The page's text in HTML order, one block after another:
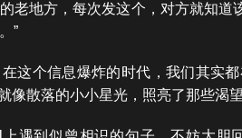
老地方，每次发这个，对方就知道
”
这个信息爆炸的时代，我们其实都
像散落的小小星光，照亮了那些渴